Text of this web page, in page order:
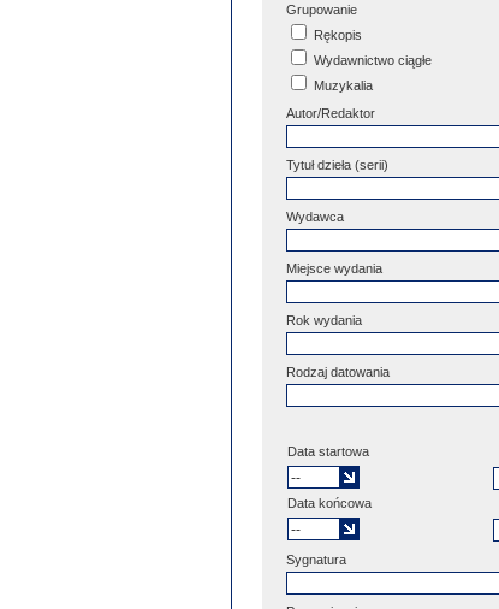
Grupowanie
Rękopis
Wydawnictwo ciągłe
Muzykalia
Autor/Redaktor
Tytuł dzieła (serii)
Wydawca
Miejsce wydania
Rok wydania
Rodzaj datowania
Data startowa
Data końcowa
Sygnatura